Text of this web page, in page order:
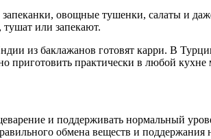
овощные тушенки, салаты и
или запекают.
из баклажанов готовят карри. В
приготовить практически в любой кухне
и поддерживать нормальный
обмена веществ и поддержания